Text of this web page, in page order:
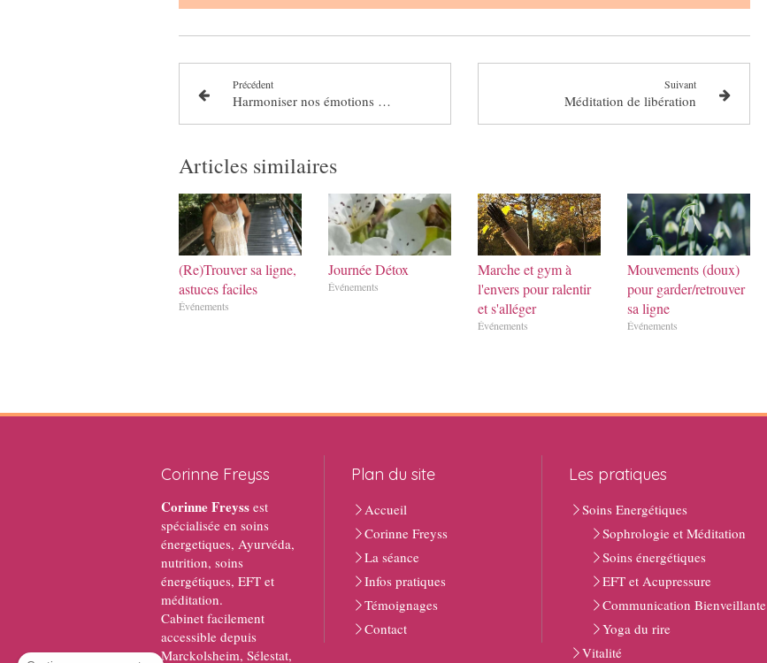
Précédent
Harmoniser nos émotions par l'alimentation
Suivant
Méditation de libération
Articles similaires
(Re)Trouver sa ligne,
astuces faciles
Événements
Journée Détox
Événements
Marche et gym à
l'envers pour ralentir
et s'alléger
Événements
Mouvements (doux)
pour garder/retrouver
sa ligne
Événements
Corinne Freyss
Corinne Freyss est
spécialisée en soins
énergetiques, Ayurvéda,
nutrition, soins
énergétiques, EFT et
méditation.
Cabinet facilement
accessible depuis
Marckolsheim, Sélestat,
Plan du site
Accueil
Corinne Freyss
La séance
Infos pratiques
Témoignages
Contact
Les pratiques
Soins Energétiques
Sophrologie et Méditation
Soins énergétiques
EFT et Acupressure
Communication Bienveillante
Yoga du rire
Vitalité